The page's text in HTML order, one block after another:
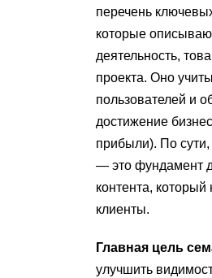
перечень
которые
деятельность,
проекта. Оно
пользователей и
достижение
прибыли). По
— это фундамент
контента,
клиенты.
Главная цель
улучшить